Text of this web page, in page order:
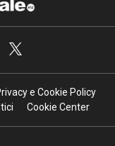
e Cookie Policy
Cookie Center